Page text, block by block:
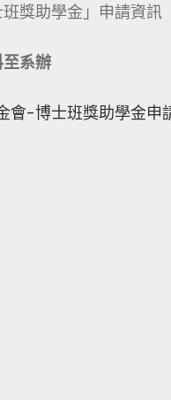
獎助學金」申請資訊
系辦
會-博士班獎助學金申